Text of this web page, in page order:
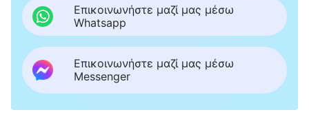
τους, ή να στερούνται διαύγειας όσον αφορά
το θέλημα του Θεού ή το μονοπάτι άσκησής
τους. Σε κάθε περίπτωση, ωστόσο, πρέπει να
έχεις πίστη στο έργο του Θεού και να μην Τον
αρνείσαι, όπως ακριβώς έκανε κι ο Ιώβ. […]
Επικοινωνήστε μαζί μας μέσω
Whatsapp
Επικοινωνήστε μαζί μας μέσω
Messenger